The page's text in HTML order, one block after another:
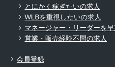
とにかく稼ぎたいの求人
WLBを重視したいの求人
マネージャー・リーダーを
営業・販売経験不問の求人
会員登録